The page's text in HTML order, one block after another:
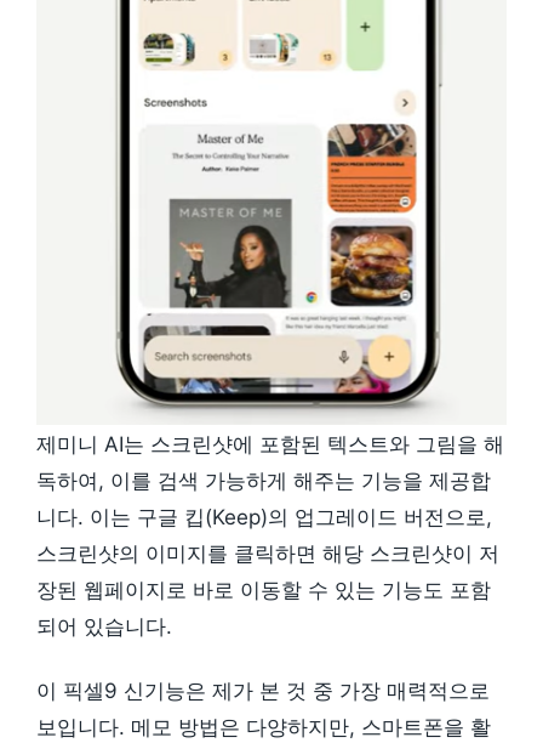
제미니 AI는 스크린샷에 포함된 텍스트와 그림을 해
독하여, 이를 검색 가능하게 해주는 기능을 제공합
니다. 이는 구글 킵(Keep)의 업그레이드 버전으로,
스크린샷의 이미지를 클릭하면 해당 스크린샷이 저
장된 웹페이지로 바로 이동할 수 있는 기능도 포함
되어 있습니다.
이 픽셀9 신기능은 제가 본 것 중 가장 매력적으로
보입니다. 메모 방법은 다양하지만, 스마트폰을 활